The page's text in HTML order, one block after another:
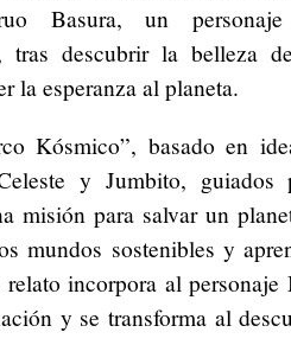
Basura, un
tras descubrir la belleza
la esperanza al planeta.
Kósmico”, basado en
y Jumbito, guiados
misión para salvar un
mundos sostenibles y
incorpora al personaje
y se transforma al